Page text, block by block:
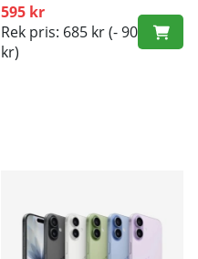
595 kr
Rek pris: 685 kr(- 90
kr)